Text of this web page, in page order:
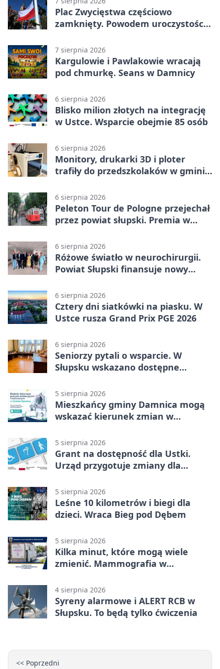
Plac Zwycięstwa częściowo
zamknięty. Powodem uroczystości
7 sierpnia 2026
Kargulowie i Pawlakowie wracają
pod chmurkę. Seans w Damnicy
6 sierpnia 2026
Blisko milion złotych na integrację
w Ustce. Wsparcie obejmie 85 osób
6 sierpnia 2026
Monitory, drukarki 3D i ploter
trafiły do przedszkolaków w gminie
6 sierpnia 2026
Peleton Tour de Pologne przejechał
przez powiat słupski. Premia w
6 sierpnia 2026
Różowe światło w neurochirurgii.
Powiat Słupski finansuje nowy
6 sierpnia 2026
Cztery dni siatkówki na piasku. W
Ustce rusza Grand Prix PGE 2026
6 sierpnia 2026
Seniorzy pytali o wsparcie. W
Słupsku wskazano dostępne
5 sierpnia 2026
Mieszkańcy gminy Damnica mogą
wskazać kierunek zmian w
5 sierpnia 2026
Grant na dostępność dla Ustki.
Urząd przygotuje zmiany dla
5 sierpnia 2026
Leśne 10 kilometrów i biegi dla
dzieci. Wraca Bieg pod Dębem
5 sierpnia 2026
Kilka minut, które mogą wiele
zmienić. Mammografia w
4 sierpnia 2026
Syreny alarmowe i ALERT RCB w
Słupsku. To będą tylko ćwiczenia
<< Poprzedni